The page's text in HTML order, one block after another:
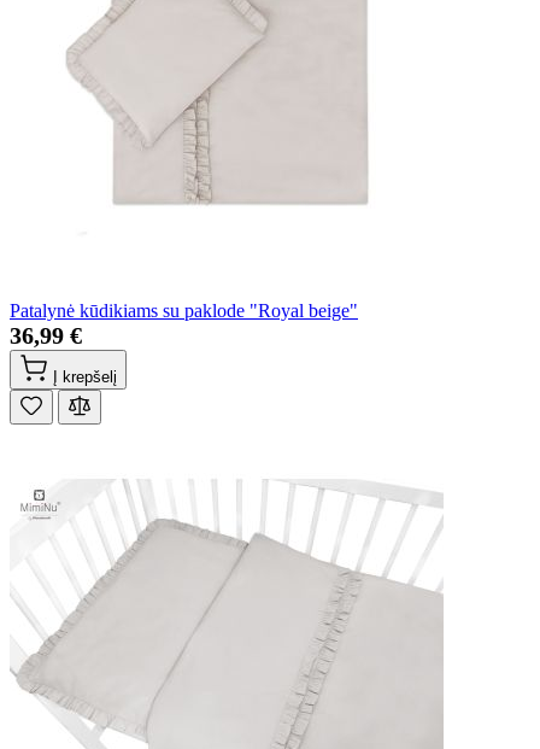
Patalynė kūdikiams su paklode "Royal beige"
36,99 €
Į krepšelį